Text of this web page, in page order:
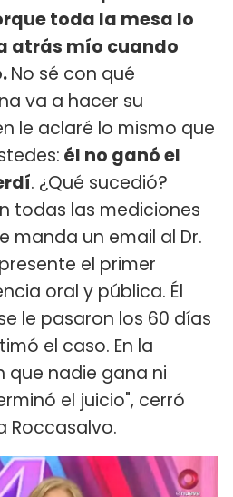
toda la mesa lo
atrás mío cuando
No sé con qué
va a hacer su
le aclaré lo mismo que
él no ganó el
. ¿Qué sucedió?
todas las mediciones
manda un email al Dr.
el primer
oral y pública. Él
le pasaron los 60 días
el caso. En la
que nadie gana ni
el juicio", cerró
Roccasalvo.